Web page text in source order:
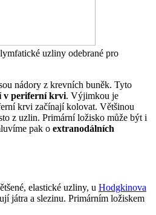
uzliny odebrané pro
nádory z krevních buněk. Tyto
v periferní krvi. Výjimkou je
krvi začínají kolovat. Většinou
z uzlin. Primární ložisko může být i
pak o extranodálních
elastické uzliny, u Hodgkinova
játra a slezinu. Primárním ložiskem